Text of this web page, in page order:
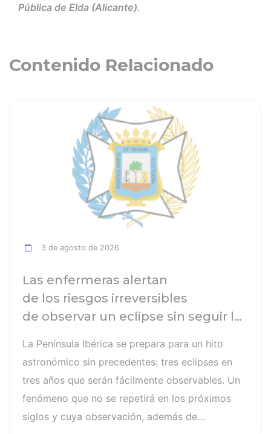
Pública de Elda (Alicante).
Contenido Relacionado
3 de agosto de 2026
Las enfermeras alertan
de los riesgos irreversibles
de observar un eclipse sin seguir las
solar es el mayor de los peligros
La Península Ibérica se prepara para un hito
astronómico sin precedentes: tres eclipses en
tres años que serán fácilmente observables. Un
fenómeno que no se repetirá en los próximos
siglos y cuya observación, además de